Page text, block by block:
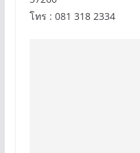
โทร : 081 318 2334